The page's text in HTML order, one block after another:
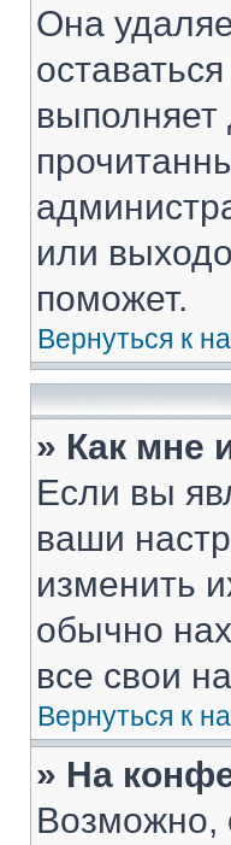
Она
выполняет
или
поможет.
Вернуться к
» Как мне
Если вы
ваши
изменить
обычно
все свои
Вернуться к
» На
Возможно,